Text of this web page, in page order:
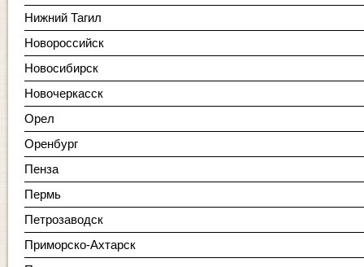
Нижний Тагил
Новороссийск
Новосибирск
Новочеркасск
Орел
Оренбург
Пенза
Пермь
Петрозаводск
Приморско-Ахтарск